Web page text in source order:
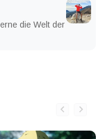
die Welt der